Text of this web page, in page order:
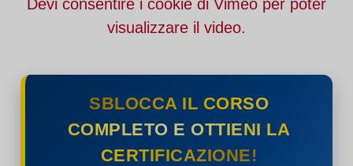
Devi consentire i cookie di Vimeo per poter
visualizzare il video.
SBLOCCA IL CORSO
COMPLETO E OTTIENI LA
CERTIFICAZIONE!